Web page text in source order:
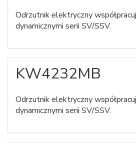
Odrzutnik elektryczny
dynamicznymi serii SV/SSV.
KW4232MB
Odrzutnik elektryczny
dynamicznymi serii SV/SSV.